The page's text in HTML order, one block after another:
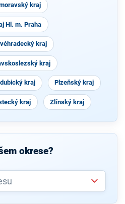
kraj
Hl. m. Praha
kraj
kraj
kraj Plzeňský kraj
kraj Zlínský kraj
okrese?